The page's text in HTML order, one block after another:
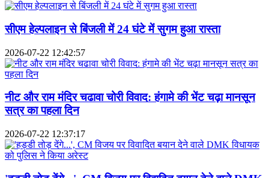
सीएम हेल्पलाइन से बिंजली में 24 घंटे में सुगम हुआ रास्ता
2026-07-22 12:42:57
नीट और राम मंदिर चढावा चोरी विवाद: हंगामे की भेंट चढ़ा मानसून
सत्र का पहला दिन
2026-07-22 12:37:17